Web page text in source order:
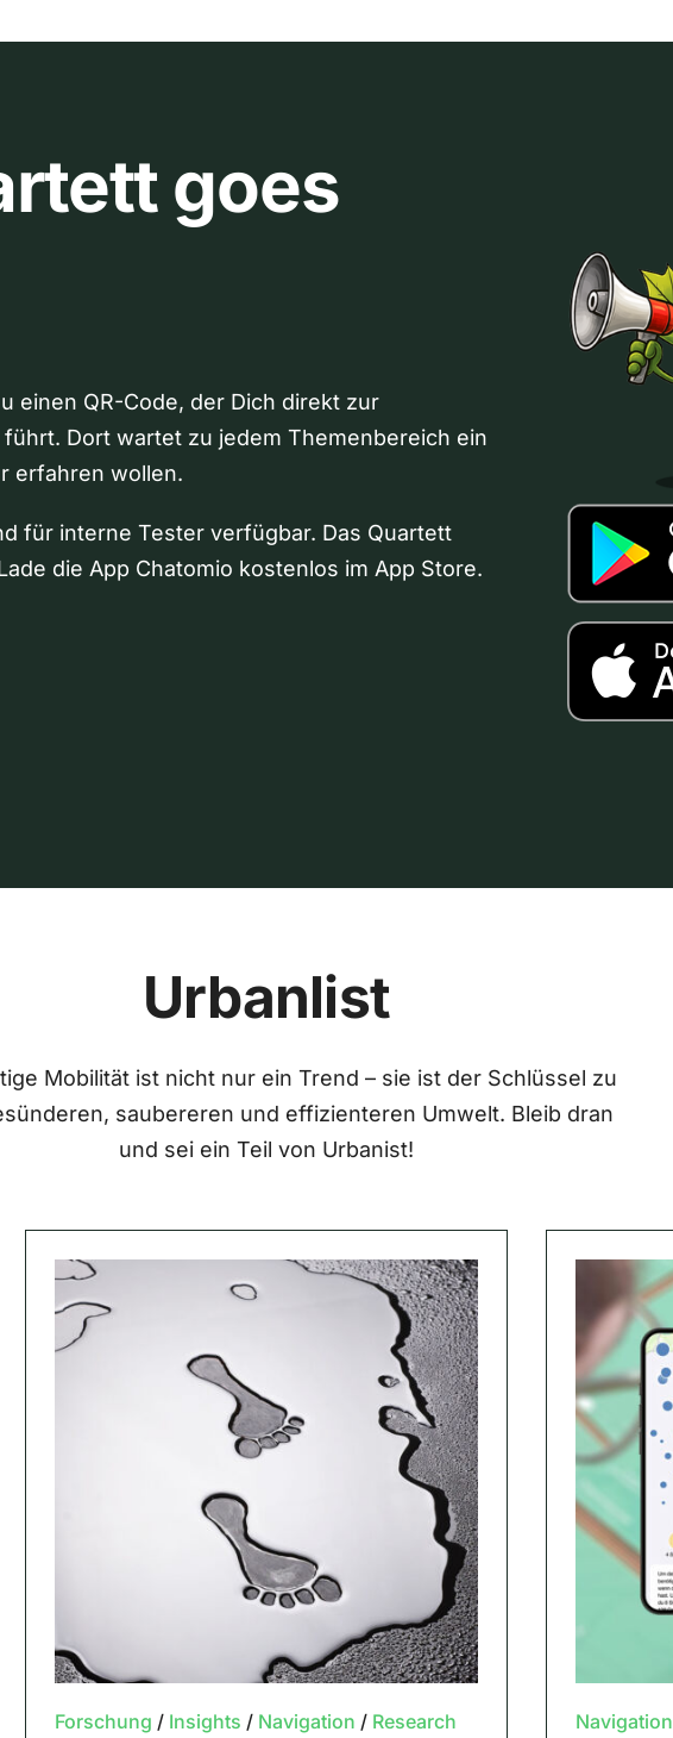
goes
einen QR-Code, der Dich direkt zur
Dort wartet zu jedem Themenbereich ein
erfahren wollen.
für interne Tester verfügbar. Das Quartett
die App Chatomio kostenlos im App Store.
Urbanlist
Mobilität ist nicht nur ein Trend – sie ist der Schlüssel zu
saubereren und effizienteren Umwelt. Bleib dran
und sei ein Teil von Urbanist!
Forschung / Insights / Navigation / Research Navigation